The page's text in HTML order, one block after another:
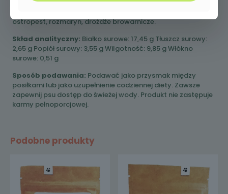
ostropest, rozmaryn, drożdże browarnicze.
Skład analityczny: Białko surowe: 17,45 g Tłuszcz surowy:
2,65 g Popiół surowy: 3,55 g Wilgotność: 9,85 g Włókno
surowe: 0,51 g
Sposób podawania: Podawać jako przysmak między
posiłkami lub jako uzupełnienie codziennej diety. Zawsze
zapewnij psu dostęp do świeżej wody. Produkt nie zastępuje
karmy pełnoporcjowej.
Podobne produkty